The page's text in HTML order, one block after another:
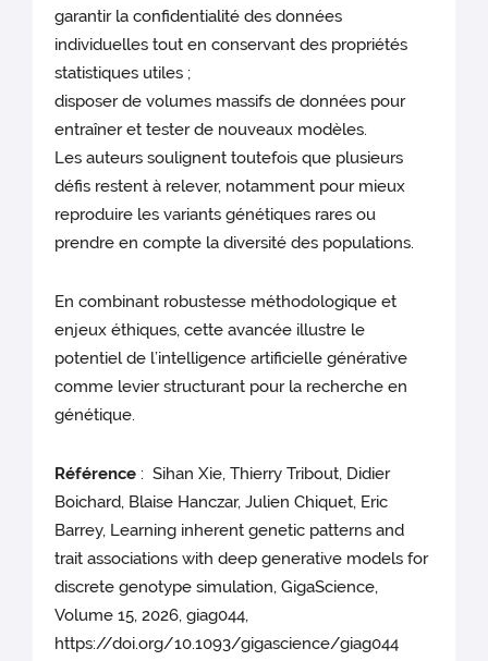
garantir la confidentialité des données
individuelles tout en conservant des propriétés
statistiques utiles ;
disposer de volumes massifs de données pour
entraîner et tester de nouveaux modèles.
Les auteurs soulignent toutefois que plusieurs
défis restent à relever, notamment pour mieux
reproduire les variants génétiques rares ou
prendre en compte la diversité des populations.
En combinant robustesse méthodologique et
enjeux éthiques, cette avancée illustre le
potentiel de l’intelligence artificielle générative
comme levier structurant pour la recherche en
génétique.
Référence : Sihan Xie, Thierry Tribout, Didier
Boichard, Blaise Hanczar, Julien Chiquet, Eric
Barrey, Learning inherent genetic patterns and
trait associations with deep generative models for
discrete genotype simulation, GigaScience,
Volume 15, 2026, giag044,
https://doi.org/10.1093/gigascience/giag044